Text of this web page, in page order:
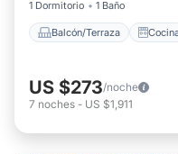
1 Dormitorio 1 Baño
Balcón/Terraza
US $273/noche
7 noches - US $1,911